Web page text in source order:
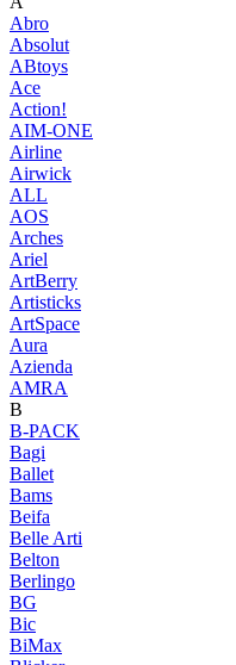
Abro
Absolut
ABtoys
Ace
Action!
AIM-ONE
Airline
Airwick
ALL
AOS
Arches
Ariel
ArtBerry
Artisticks
ArtSpace
Aura
Azienda
AМRA
B
B-PACK
Bagi
Ballet
Bams
Beifa
Belle Arti
Belton
Berlingo
BG
Bic
BiMax